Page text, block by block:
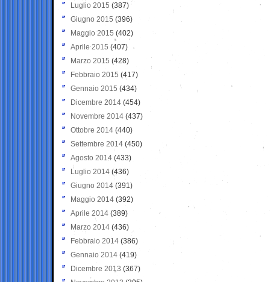
Luglio 2015 (387)
Giugno 2015 (396)
Maggio 2015 (402)
Aprile 2015 (407)
Marzo 2015 (428)
Febbraio 2015 (417)
Gennaio 2015 (434)
Dicembre 2014 (454)
Novembre 2014 (437)
Ottobre 2014 (440)
Settembre 2014 (450)
Agosto 2014 (433)
Luglio 2014 (436)
Giugno 2014 (391)
Maggio 2014 (392)
Aprile 2014 (389)
Marzo 2014 (436)
Febbraio 2014 (386)
Gennaio 2014 (419)
Dicembre 2013 (367)